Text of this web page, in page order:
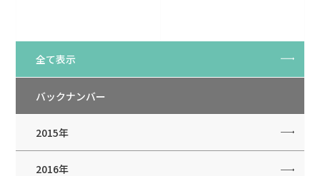
全て表示
バックナンバー
2015年
2016年